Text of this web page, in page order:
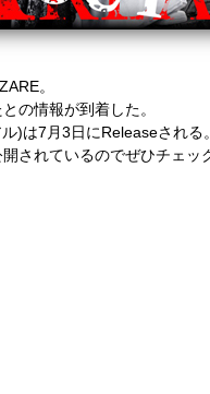
。
の情報が到着した。
)は7月3日にReleaseされる。
されているのでぜひチェッ